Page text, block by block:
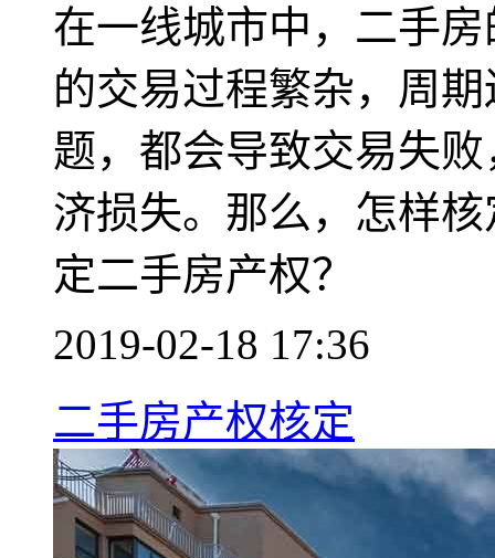
在一线城市中，二手
的交易过程繁杂，周
题，都会导致交易失
济损失。那么，怎样
定二手房产权？
2019-02-18 17:36
二手房产权核定